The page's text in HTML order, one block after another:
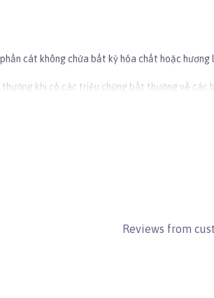
cát không chứa bất kỳ hóa chất hoặc hương
khi có các triệu chứng bất thường về
kết dính và tạo thành các khối rắn rõ rệt.
xả xuống bồn cầu một cách an toàn, có thể
Reviews from